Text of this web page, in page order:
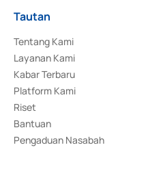
Tautan
Tentang Kami
Layanan Kami
Kabar Terbaru
Platform Kami
Riset
Bantuan
Pengaduan Nasabah